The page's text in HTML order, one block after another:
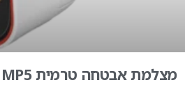
מצלמת אבטחה טרמית IP MP5